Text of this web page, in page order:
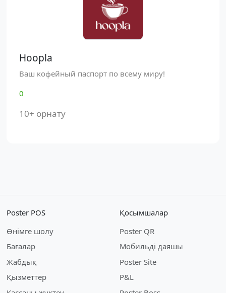
Hoopla
Ваш кофейный паспорт по всему миру!
0
10+ орнату
Poster POS
Өнімге шолу
Бағалар
Жабдық
Қызметтер
Қосымшалар
Poster QR
Мобильді даяшы
Poster Site
P&L